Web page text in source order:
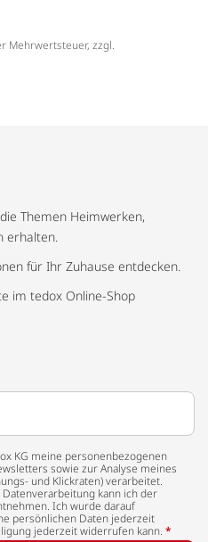
Mehrwertsteuer, zzgl.
Themen Heimwerken,
erhalten.
für Ihr Zuhause entdecken.
im tedox Online-Shop
KG meine personenbezogenen
sowie zur Analyse meines
und Klickraten) verarbeitet.
kann ich der
Ich wurde darauf
persönlichen Daten jederzeit
jederzeit widerrufen kann. *